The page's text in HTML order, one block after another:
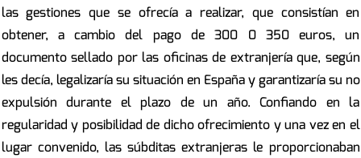
las gestiones que se ofrecía a realizar, que consistían en
obtener, a cambio del pago de 300 0 350 euros, un
documento sellado por las oficinas de extranjería que, según
les decía, legalizaría su situación en España y garantizaría su no
expulsión durante el plazo de un año. Confiando en la
regularidad y posibilidad de dicho ofrecimiento y una vez en el
lugar convenido, las súbditas extranjeras le proporcionaban